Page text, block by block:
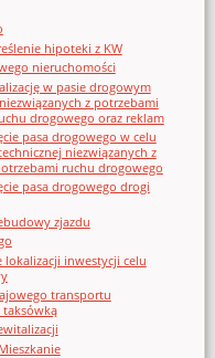
hipoteki z KW
nieruchomości
w pasie drogowym
z potrzebami
drogowego oraz reklam
pasa drogowego w celu
niezwiązanych z
ruchu drogowego
pasa drogowego drogi
zjazdu
inwestycji celu
transportu
taksówką